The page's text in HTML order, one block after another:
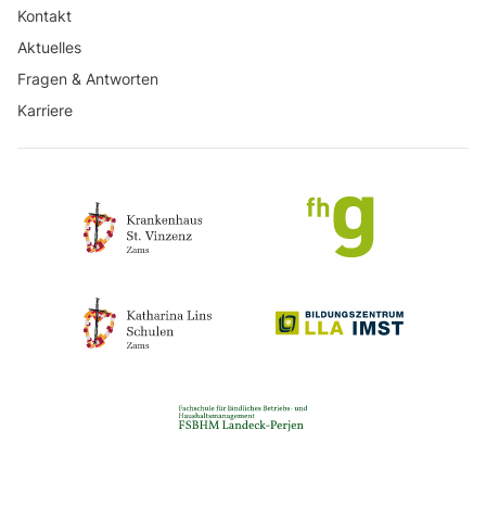
Kontakt
Aktuelles
Fragen & Antworten
Karriere